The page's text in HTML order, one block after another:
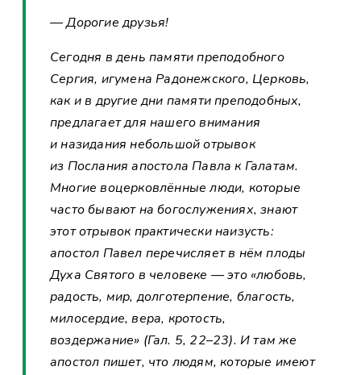
— Дорогие друзья!
Сегодня в день памяти преподобного
Сергия, игумена Радонежского, Церковь,
как и в другие дни памяти преподобных,
предлагает для нашего внимания
и назидания небольшой отрывок
из Послания апостола Павла к Галатам.
Многие воцерковлённые люди, которые
часто бывают на богослужениях, знают
этот отрывок практически наизусть:
апостол Павел перечисляет в нём плоды
Духа Святого в человеке — это «любовь,
радость, мир, долготерпение, благость,
милосердие, вера, кротость,
воздержание» (Гал. 5, 22–23). И там же
апостол пишет, что людям, которые имеют